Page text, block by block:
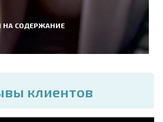
НА СОДЕРЖАНИЕ
клиентов